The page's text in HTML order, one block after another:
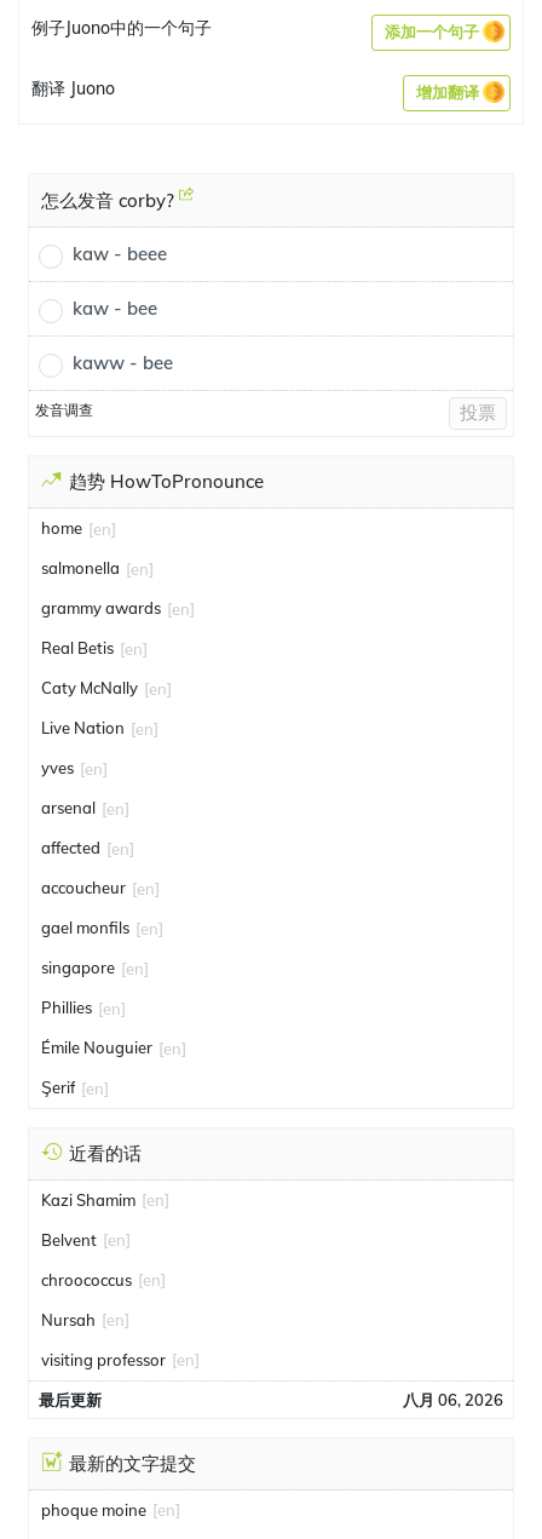
例子Juono中的一个句子 添加一个句子
翻译 Juono 增加翻译
怎么发音 corby?
kaw - beee
kaw - bee
kaww - bee
发音调查 投票
趋势 HowToPronounce
home [en]
salmonella [en]
grammy awards [en]
Real Betis [en]
Caty McNally [en]
Live Nation [en]
yves [en]
arsenal [en]
affected [en]
accoucheur [en]
gael monfils [en]
singapore [en]
Phillies [en]
Émile Nouguier [en]
Şerif [en]
近看的话
Kazi Shamim [en]
Belvent [en]
chroococcus [en]
Nursah [en]
visiting professor [en]
最后更新 八月 06, 2026
最新的文字提交
phoque moine [en]